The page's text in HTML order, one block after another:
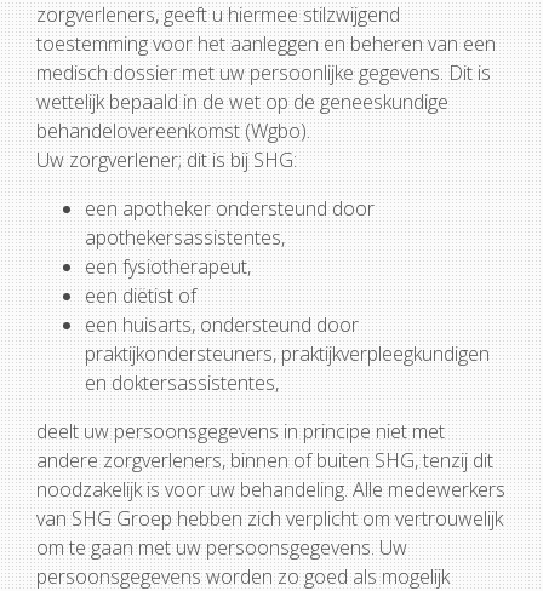
zorgverleners, geeft u hiermee stilzwijgend
toestemming voor het aanleggen en beheren van een
medisch dossier met uw persoonlijke gegevens. Dit is
wettelijk bepaald in de wet op de geneeskundige
behandelovereenkomst (Wgbo).
Uw zorgverlener; dit is bij SHG:
een apotheker ondersteund door
apothekersassistentes,
een fysiotherapeut,
een diëtist of
een huisarts, ondersteund door
praktijkondersteuners, praktijkverpleegkundigen
en doktersassistentes,
deelt uw persoonsgegevens in principe niet met
andere zorgverleners, binnen of buiten SHG, tenzij dit
noodzakelijk is voor uw behandeling. Alle medewerkers
van SHG Groep hebben zich verplicht om vertrouwelijk
om te gaan met uw persoonsgegevens. Uw
persoonsgegevens worden zo goed als mogelijk